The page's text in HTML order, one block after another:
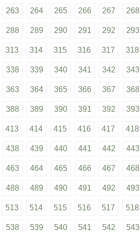
263 264 265 266 267 268
288 289 290 291 292 293
313 314 315 316 317 318
338 339 340 341 342 343
363 364 365 366 367 368
388 389 390 391 392 393
413 414 415 416 417 418
438 439 440 441 442 443
463 464 465 466 467 468
488 489 490 491 492 493
513 514 515 516 517 518
538 539 540 541 542 543